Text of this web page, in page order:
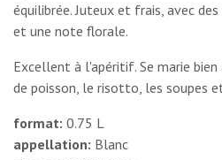
équilibrée. Juteux et frais, avec
et une note florale.
Excellent à l'apéritif. Se marie
de poisson, le risotto, les soupes
format: 0.75 L
appellation: Blanc